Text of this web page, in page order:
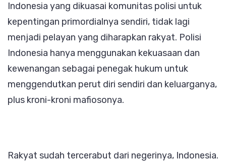
Indonesia yang dikuasai komunitas polisi untuk
kepentingan primordialnya sendiri, tidak lagi
menjadi pelayan yang diharapkan rakyat. Polisi
Indonesia hanya menggunakan kekuasaan dan
kewenangan sebagai penegak hukum untuk
menggendutkan perut diri sendiri dan keluarganya,
plus kroni-kroni mafiosonya.
Rakyat sudah tercerabut dari negerinya, Indonesia.